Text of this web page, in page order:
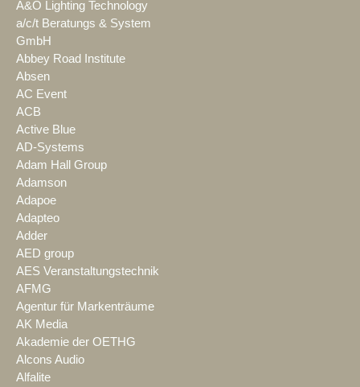
A&O Lighting Technology
a/c/t Beratungs & System
GmbH
Abbey Road Institute
Absen
AC Event
ACB
Active Blue
AD-Systems
Adam Hall Group
Adamson
Adapoe
Adapteo
Adder
AED group
AES Veranstaltungstechnik
AFMG
Agentur für Markenträume
AK Media
Akademie der OETHG
Alcons Audio
Alfalite